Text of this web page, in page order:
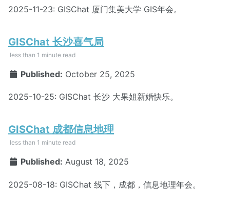
2025-11-23: GISChat 厦门集美大学 GIS年会。
GISChat 长沙喜气局
less than 1 minute read
Published: October 25, 2025
2025-10-25: GISChat 长沙 大果姐新婚快乐。
GISChat 成都信息地理
less than 1 minute read
Published: August 18, 2025
2025-08-18: GISChat 线下，成都，信息地理年会。